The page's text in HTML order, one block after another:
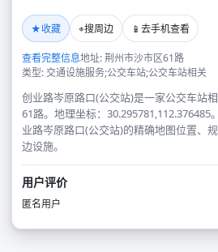
★收藏 ⌖搜周边 📱 去手机查看
查看完整信息地址: 荆州市沙市区61路
类型: 交通设施服务;公交车站;公交车站相关
创业路岑原路口(公交站)是一家公交车站
61路。地理坐标：30.295781,112.376485
业路岑原路口(公交站)的精确地图位置、
边设施。
用户评价
匿名用户